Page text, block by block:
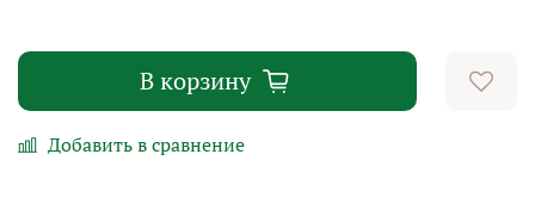
В корзину
Добавить в сравнение